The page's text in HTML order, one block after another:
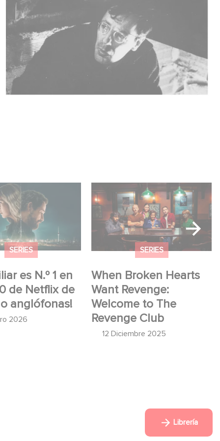
SERIES
es N.º 1 en
de Netflix de
anglófonas!
2026
es N.º 1 en el
Netflix de series
SERIES
When Broken Hearts
Want Revenge:
Welcome to The
Revenge Club
12 Diciembre 2025
When Broken Hearts Want
Revenge: Welcome to The
Revenge Club
Librería